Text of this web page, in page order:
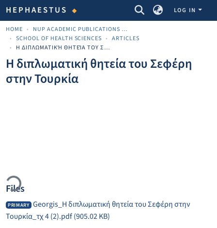
HEPHAESTUS COMMUNITIES & COLLECTIONS
LOG IN
HOME
NUP ACADEMIC PUBLICATIONS - ΑΚΑΔΗΜΑΪΚΈΣ ΔΗΜΟΣΙΕΎΣΕΙΣ ΠΝΠ
SCHOOL OF HEALTH SCIENCES
ARTICLES
Η ΔΙΠΛΩΜΑΤΙΚΉ ΘΗΤΕΊΑ ΤΟΥ ΣΕΦΈΡΗ ΣΤΗΝ ΤΟΥΡΚΊΑ
Η διπλωματική θητεία του Σεφέρη
στην Τουρκία
Files
PRIMARY Georgis_Η διπλωματική θητεία του Σεφέρη στην
Τουρκία_τχ 4 (2).pdf(905.02 KB)